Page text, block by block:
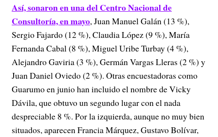
Así, sonaron en una del Centro Nacional de
Consultoría, en mayo, Juan Manuel Galán (13 %),
Sergio Fajardo (12 %), Claudia López (9 %), María
Fernanda Cabal (8 %), Miguel Uribe Turbay (4 %),
Alejandro Gaviria (3 %), Germán Vargas Lleras (2 %) y
Juan Daniel Oviedo (2 %). Otras encuestadoras como
Guarumo en junio han incluido el nombre de Vicky
Dávila, que obtuvo un segundo lugar con el nada
despreciable 8 %. Por la izquierda, aunque no muy bien
situados, aparecen Francia Márquez, Gustavo Bolívar,